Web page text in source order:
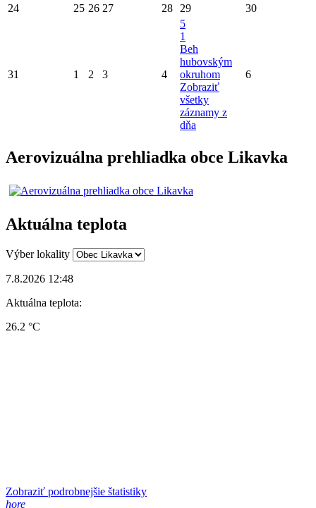
24 25 26 27 28 29 30
31 1 2 3 4
5
1
Beh
hubovským
okruhom
Zobraziť
všetky
záznamy z
dňa
6
Aerovizuálna prehliadka obce Likavka
Aktuálna teplota
Výber lokality
7.8.2026 12:48
Aktuálna teplota:
26.2 °C
Zobraziť podrobnejšie štatistiky
hore